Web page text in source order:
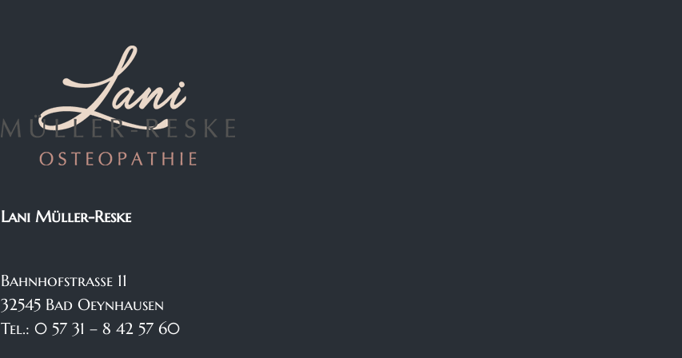
Lani Müller-Reske
Bahnhofstraße 11
32545 Bad Oeynhausen
Tel.: 0 57 31 – 8 42 57 60